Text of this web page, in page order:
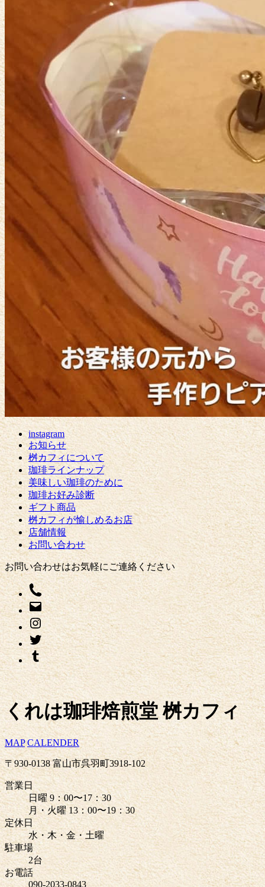
instagram
お知らせ
桝カフィについて
珈琲ラインナップ
美味しい珈琲のために
珈琲お好み診断
ギフト商品
桝カフィが愉しめるお店
店舗情報
お問い合わせ
お問い合わせはお気軽にご連絡ください
くれは珈琲焙煎堂 桝カフィ
MAP CALENDER
〒930-0138 富山市呉羽町3918-102
営業日
日曜 9：00〜17：30
月・火曜 13：00〜19：30
定休日
水・木・金・土曜
駐車場
2台
お電話
090-2033-0843